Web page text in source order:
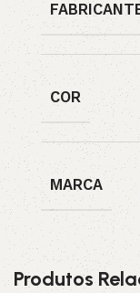
COR
MARCA
Produtos